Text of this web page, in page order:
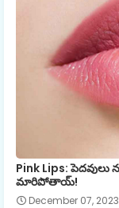
Pink Lips:
మారిపోతాయ్!
December 07, 2023